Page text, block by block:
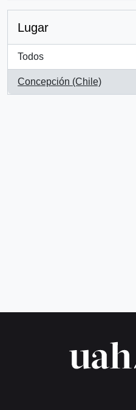
Lugar
Todos
Concepción (Chile)
, 1 resultados